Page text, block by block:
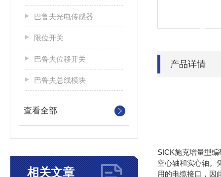
巴鲁夫光电传感器
限位开关
巴鲁夫位移开关
巴鲁夫总线模块
查看全部
相关文章
产品详情
SICK施克增量型
空心轴和实心轴。
用的电缆接口，因